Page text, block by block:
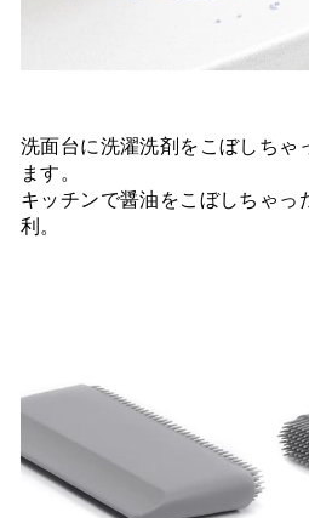
洗面台に洗濯洗剤をこぼしちゃ
ます。
キッチンで醤油をこぼしちゃっ
利。